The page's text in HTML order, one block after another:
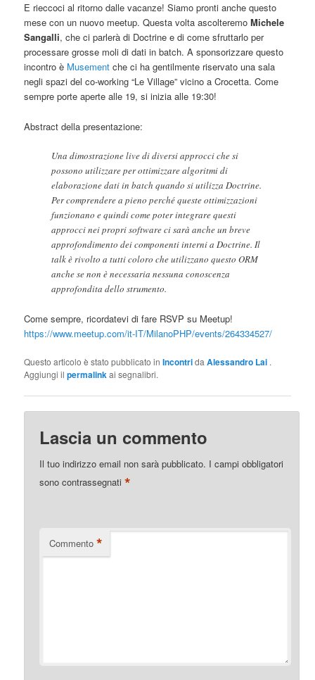
E rieccoci al ritorno dalle vacanze! Siamo pronti anche questo
mese con un nuovo meetup. Questa volta ascolteremoMichele
Sangalli, che ci parlerà di Doctrine e di come sfruttarlo per
processare grosse moli di dati in batch. A sponsorizzare questo
incontro è Musement che ci ha gentilmente riservato una sala
negli spazi del co-working “Le Village” vicino a Crocetta. Come
sempre porte aperte alle 19, si inizia alle 19:30!
Abstract della presentazione:
Una dimostrazione live di diversi approcci che si
possono utilizzare per ottimizzare algoritmi di
elaborazione dati in batch quando si utilizza Doctrine.
Per comprendere a pieno perché queste ottimizzazioni
funzionano e quindi come poter integrare questi
approcci nei propri software ci sarà anche un breve
approfondimento dei componenti interni a Doctrine. Il
talk è rivolto a tutti coloro che utilizzano questo ORM
anche se non è necessaria nessuna conoscenza
approfondita dello strumento.
Come sempre, ricordatevi di fare RSVP su Meetup!
https://www.meetup.com/it-IT/MilanoPHP/events/264334527/
Questo articolo è stato pubblicato inIncontridaAlessandro Lai .
Aggiungi ilpermalinkai segnalibri.
Lascia un commento
Il tuo indirizzo email non sarà pubblicato. I campi obbligatori
sono contrassegnati*
Commento *